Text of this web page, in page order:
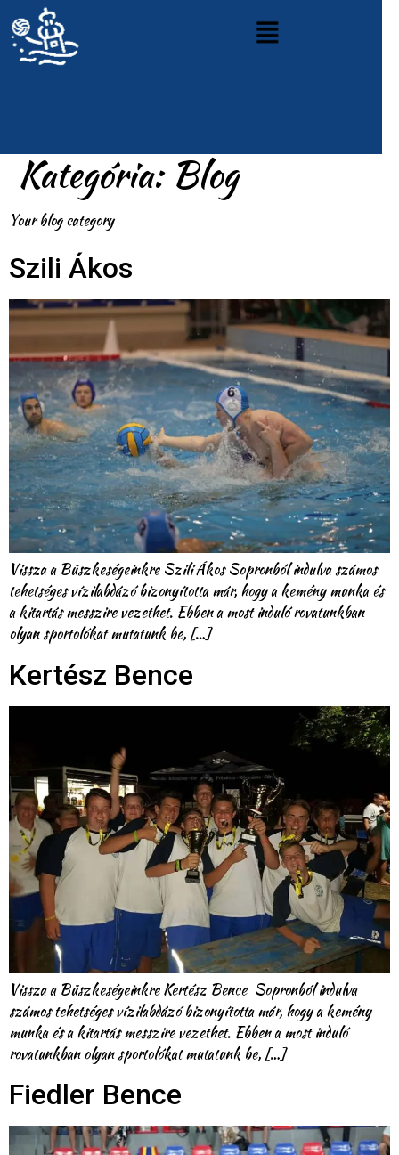
Kategória: Blog
Your blog category
Szili Ákos
Vissza a Büszkeségeinkre Szili Ákos Sopronból indulva számos
tehetséges vízilabdázó bizonyította már, hogy a kemény munka és
a kitartás messzire vezethet. Ebben a most induló rovatunkban
olyan sportolókat mutatunk be, […]
Kertész Bence
Vissza a Büszkeségeinkre Kertész Bence Sopronból indulva
számos tehetséges vízilabdázó bizonyította már, hogy a kemény
munka és a kitartás messzire vezethet. Ebben a most induló
rovatunkban olyan sportolókat mutatunk be, […]
Fiedler Bence